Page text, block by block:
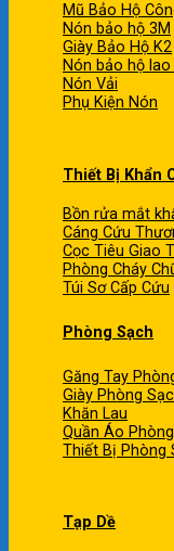
Mũ Bảo Hộ
Nón bảo hộ 3M
Giày Bảo Hộ K2
Nón bảo hộ
Nón Vải
Phụ Kiện Nón
Thiết Bị Khẩn
Bồn rửa mắt
Cáng Cứu
Cọc Tiêu Giao
Phòng Cháy
Túi Sơ Cấp Cứu
Phòng Sạch
Găng Tay
Giày Phòng
Khăn Lau
Quần Áo
Thiết Bị Phòng
Tạp Dề